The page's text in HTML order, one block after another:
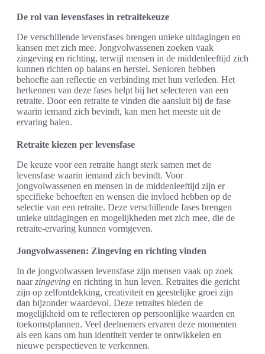
De rol van levensfases in retraitekeuze
De verschillende levensfases brengen unieke uitdagingen en
kansen met zich mee. Jongvolwassenen zoeken vaak
zingeving en richting, terwijl mensen in de middenleeftijd zich
kunnen richten op balans en herstel. Senioren hebben
behoefte aan reflectie en verbinding met hun verleden. Het
herkennen van deze fases helpt bij het selecteren van een
retraite. Door een retraite te vinden die aansluit bij de fase
waarin iemand zich bevindt, kan men het meeste uit de
ervaring halen.
Retraite kiezen per levensfase
De keuze voor een retraite hangt sterk samen met de
levensfase waarin iemand zich bevindt. Voor
jongvolwassenen en mensen in de middenleeftijd zijn er
specifieke behoeften en wensen die invloed hebben op de
selectie van een retraite. Deze verschillende fases brengen
unieke uitdagingen en mogelijkheden met zich mee, die de
retraite-ervaring kunnen vormgeven.
Jongvolwassenen: Zingeving en richting vinden
In de jongvolwassen levensfase zijn mensen vaak op zoek
naarzingeving en richting in hun leven. Retraites die gericht
zijn op zelfontdekking, creativiteit en geestelijke groei zijn
dan bijzonder waardevol. Deze retraites bieden de
mogelijkheid om te reflecteren op persoonlijke waarden en
toekomstplannen. Veel deelnemers ervaren deze momenten
als een kans om hun identiteit verder te ontwikkelen en
nieuwe perspectieven te verkennen.